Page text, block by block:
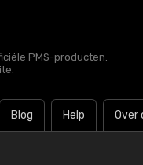
PMS-producten.
Blog Help Over